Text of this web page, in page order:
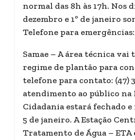
normal das 8h às 17h. Nos
dezembro e 1º de janeiro
Telefone para emergências:
Samae – A área técnica
regime de plantão para
telefone para contato: (47)
atendimento ao público na
Cidadania estará fechado
5 de janeiro. A Estação
Tratamento de Água – ETA